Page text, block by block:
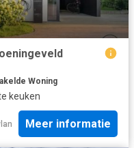
Woning
keuken
Meer informatie